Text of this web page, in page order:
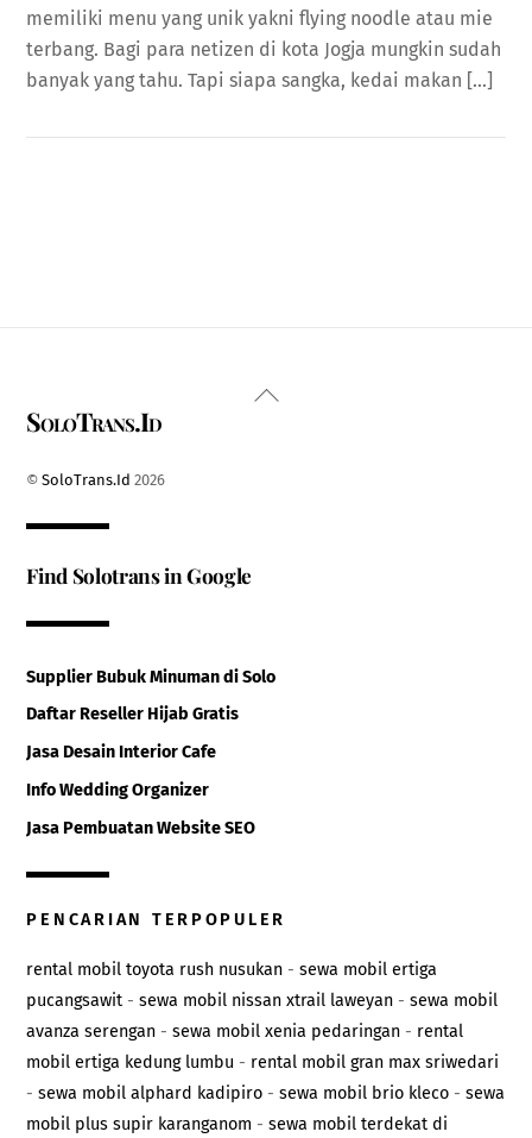
memiliki menu yang unik yakni flying noodle atau mie
terbang. Bagi para netizen di kota Jogja mungkin sudah
banyak yang tahu. Tapi siapa sangka, kedai makan […]
Back
SoloTrans.Id
©SoloTrans.Id 2026
Find Solotrans in Google
Supplier Bubuk Minuman di Solo
Daftar Reseller Hijab Gratis
Jasa Desain Interior Cafe
Info Wedding Organizer
Jasa Pembuatan Website SEO
PENCARIAN TERPOPULER
rental mobil toyota rush nusukan -sewa mobil ertiga
pucangsawit -sewa mobil nissan xtrail laweyan -sewa mobil
avanza serengan -sewa mobil xenia pedaringan - rental
mobil ertiga kedung lumbu - rental mobil gran max sriwedari
-sewa mobil alphard kadipiro -sewa mobil brio kleco -sewa
mobil plus supir karanganom -sewa mobil terdekat di